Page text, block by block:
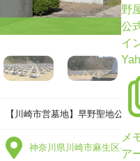
野
公
イ
メ
ア
【川崎市営墓地】早野聖地公園
神奈川県川崎市麻生区早野